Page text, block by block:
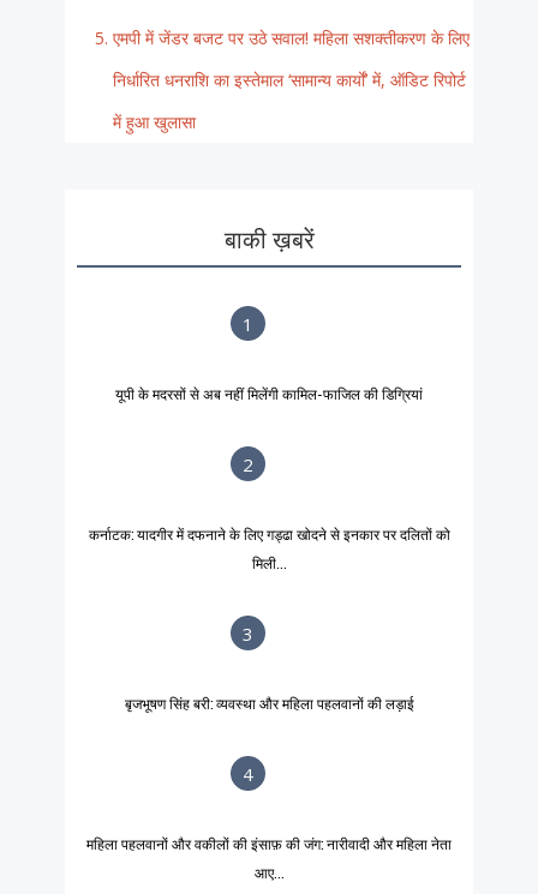
एमपी में जेंडर बजट पर उठे सवाल! महिला सशक्तीकरण के लिए
निर्धारित धनराशि का इस्तेमाल ‘सामान्य कार्यों’ में, ऑडिट रिपोर्ट
में हुआ खुलासा
बाकी ख़बरें
1
यूपी के मदरसों से अब नहीं मिलेंगी कामिल-फाजिल की डिग्रियां
2
कर्नाटक: यादगीर में दफनाने के लिए गड्ढा खोदने से इनकार पर दलितों को
मिली...
3
बृजभूषण सिंह बरी: व्यवस्था और महिला पहलवानों की लड़ाई
4
महिला पहलवानों और वकीलों की इंसाफ़ की जंग: नारीवादी और महिला नेता
आए...